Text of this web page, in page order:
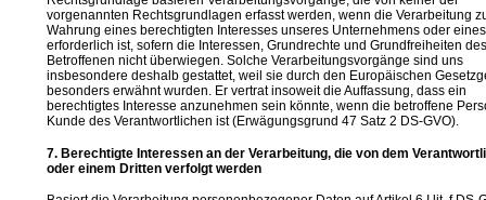
vorgenannten Rechtsgrundlagen erfasst werden, wenn die Verarbeitung
Wahrung eines berechtigten Interesses unseres Unternehmens oder
erforderlich ist, sofern die Interessen, Grundrechte und Grundfreiheiten des
Betroffenen nicht überwiegen. Solche Verarbeitungsvorgänge sind uns
insbesondere deshalb gestattet, weil sie durch den Europäischen
besonders erwähnt wurden. Er vertrat insoweit die Auffassung, dass ein
berechtigtes Interesse anzunehmen sein könnte, wenn die betroffene
Kunde des Verantwortlichen ist (Erwägungsgrund 47 Satz 2 DS-GVO).
7. Berechtigte Interessen an der Verarbeitung, die von dem
oder einem Dritten verfolgt werden